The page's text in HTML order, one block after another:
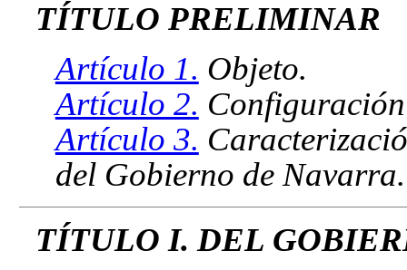
TÍTULO PRELIMINAR
Artículo 1. Objeto.
Artículo 2.
Artículo 3.
del Gobierno de Navarra.
TÍTULO I. DEL